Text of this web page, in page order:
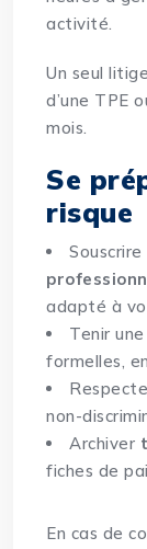
activité.
Un seul
d’une TPE
mois.
Se
risque
Souscrire
adapté à
Tenir une
formelles,
non-
Archiver
fiches de
En cas de